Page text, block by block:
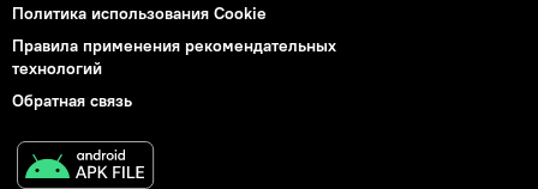
Политика использования Cookie
Правила применения рекомендательных
технологий
Обратная связь